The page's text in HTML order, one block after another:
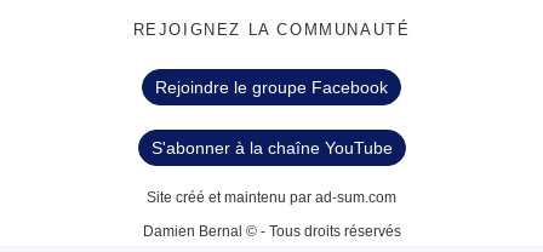
REJOIGNEZ LA COMMUNAUTÉ
Rejoindre le groupe Facebook
S'abonner à la chaîne YouTube
Site créé et maintenu par ad-sum.com
Damien Bernal © - Tous droits réservés